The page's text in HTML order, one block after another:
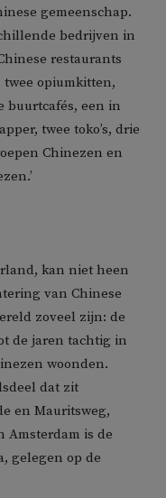
gemeenschap.
bedrijven in
restaurants
opiumkitten,
buurtcafés, een in
twee toko’s, drie
Chinezen en
kan niet heen
van Chinese
zoveel zijn: de
de jaren tachtig in
woonden.
dat zit
en Mauritsweg,
Amsterdam is de
gelegen op de